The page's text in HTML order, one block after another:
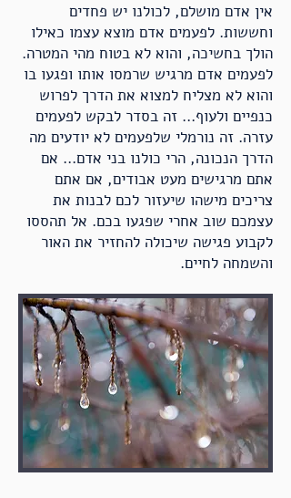
אין אדם מושלם, לכולנו יש פחדים
וחששות. לפעמים אדם מוצא עצמו כאילו
הולך בחשיכה, והוא לא בטוח מהי המטרה.
לפעמים אדם מרגיש שרמסו אותו ופגעו בו
והוא לא מצליח למצוא את הדרך לפרוש
כנפיים ולעוף... זה בסדר לבקש לפעמים
עזרה. זה נורמלי שלפעמים לא יודעים מה
הדרך הנכונה, הרי כולנו בני אדם... אם
אתם מרגישים מעט אבודים, אם אתם
צריכים מישהו שיעזור לכם לבנות את
עצמכם שוב אחרי שפגעו בכם. אל תהססו
לקבוע פגישה שיכולה להחזיר את האור
.והשמחה לחיים